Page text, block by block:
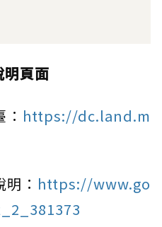
頁面
https://dc.land.m
： https://www.go